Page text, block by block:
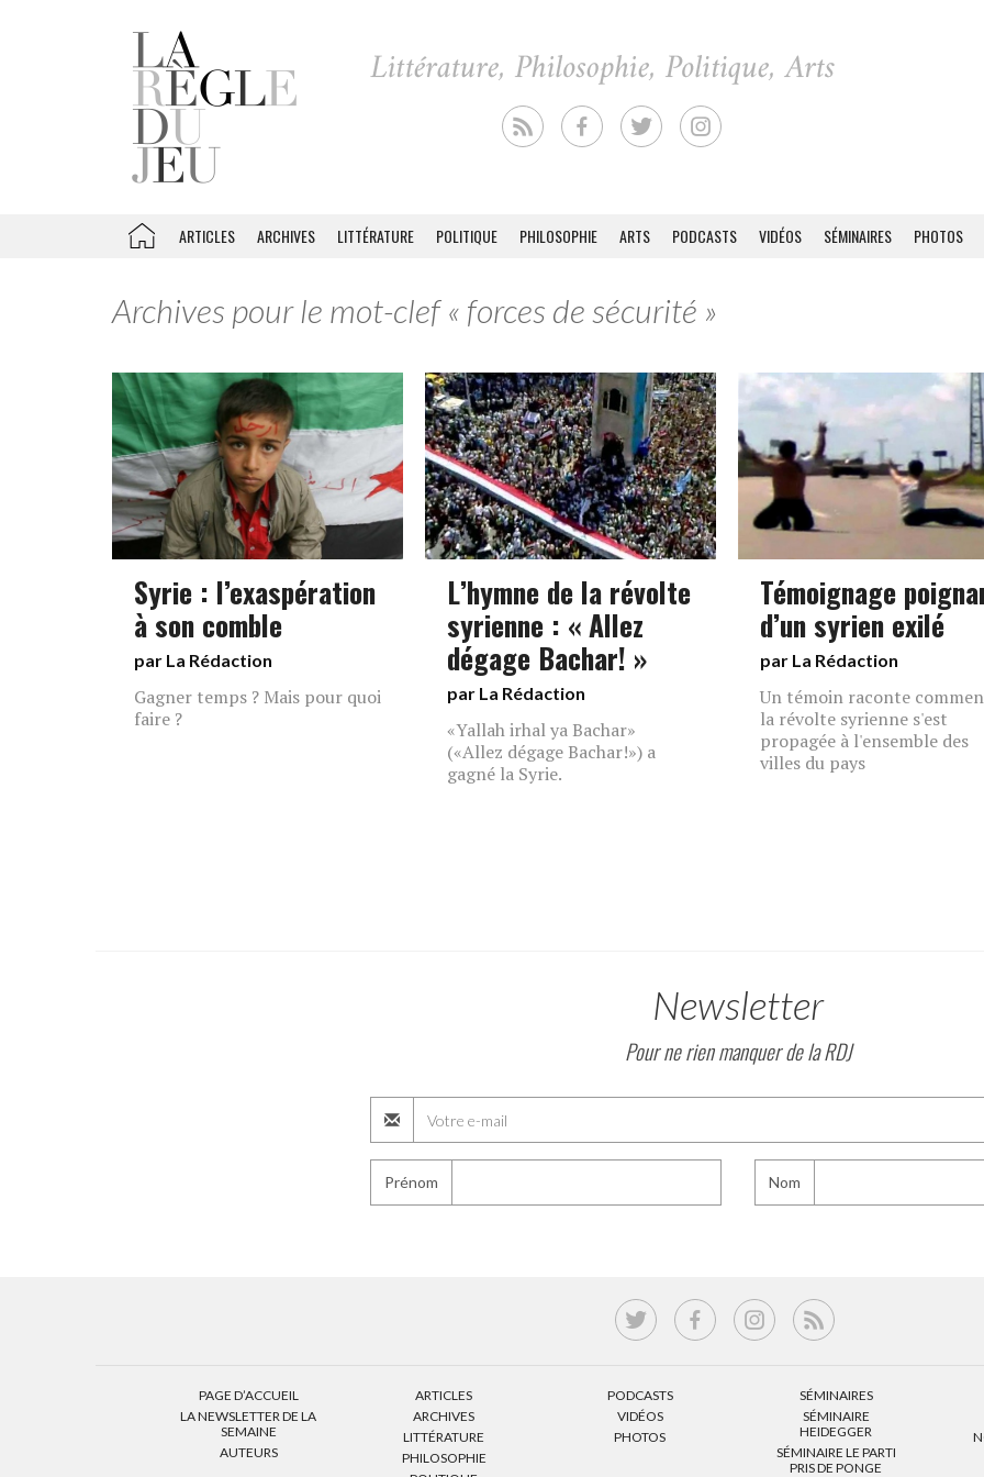
ARTICLES ARCHIVES LITTÉRATURE POLITIQUE PHILOSOPHIE ARTS PODCASTS VIDÉOS SÉMINAIRES PHOTOS
Archives pour le mot-clef « forces de sécurité »
Syrie : l’exaspération
à son comble
par La Rédaction
Gagner temps ? Mais pour quoi
faire ?
L’hymne de la révolte
syrienne : « Allez
dégage Bachar! »
par La Rédaction
«Yallah irhal ya Bachar»
(«Allez dégage Bachar!») a
gagné la Syrie.
Témoignage
d’un syrien exilé
par La Rédaction
Un témoin raconte
la révolte syrienne s'est
propagée à l'ensemble des
villes du pays
Newsletter
Pour ne rien manquer de la RDJ
Prénom Nom
PAGE D’ACCUEIL
LA NEWSLETTER DE LA
SEMAINE
AUTEURS
ARTICLES
ARCHIVES
LITTÉRATURE
PHILOSOPHIE
PODCASTS
VIDÉOS
PHOTOS
SÉMINAIRES
SÉMINAIRE
HEIDEGGER
SÉMINAIRE LE PARTI
PRIS DE PONGE